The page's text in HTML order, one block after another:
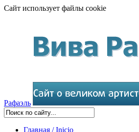
Сайт использует файлы cookie
Рафаэль
Главная / Inicio